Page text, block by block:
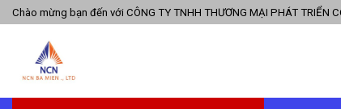
Skip
to
content
Chào mừng bạn đến với CÔNG TY TNHH THƯƠNG MẠI PHÁT TRIỂN